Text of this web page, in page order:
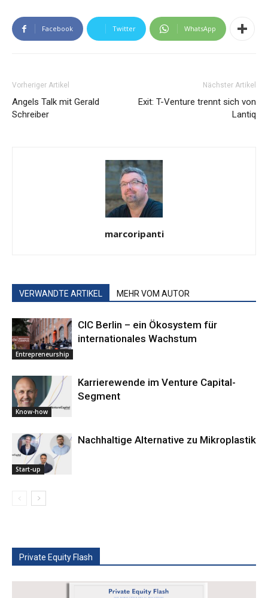
Facebook Twitter WhatsApp
Vorheriger Artikel
Angels Talk mit Gerald
Schreiber
Nächster Artikel
Exit: T-Venture trennt sich von
Lantiq
marcoripanti
VERWANDTE ARTIKEL MEHR VOM AUTOR
Entrepreneurship
CIC Berlin – ein Ökosystem für
internationales Wachstum
Know-how
Karrierewende im Venture Capital-
Segment
Start-up
Nachhaltige ­Alternative zu Mikroplastik
Private Equity Flash